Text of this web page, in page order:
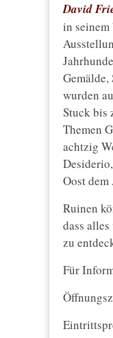
David
in seinem
wurden
Stuck bis
Themen
achtzig
Oost
Ruinen
dass
zu
Für